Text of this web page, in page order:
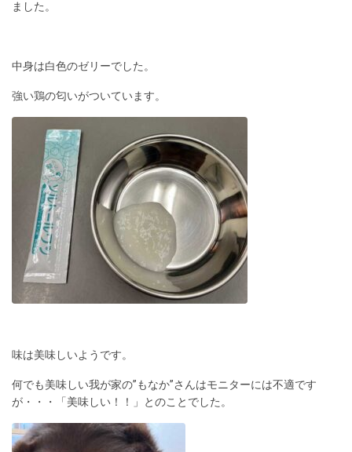
ました。
中身は白色のゼリーでした。
強い鶏の匂いがついています。
味は美味しいようです。
何でも美味しい我が家の”もなか”さんはモニターには不適です
が・・・「美味しい！！」とのことでした。